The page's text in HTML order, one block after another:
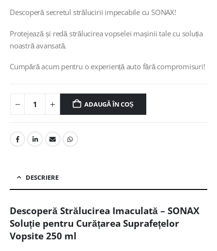
Descoperă secretul strălucirii impecabile cu SONAX!
Protejează și redă strălucirea vopselei mașinii tale cu soluția
noastră avansată.
Cumpără acum pentru o experiență auto fără compromisuri!
ADAUGĂ ÎN COȘ
DESCRIERE
Descoperă Strălucirea Imaculată – SONAX
Soluție pentru Curățarea Suprafețelor
Vopsite 250 ml